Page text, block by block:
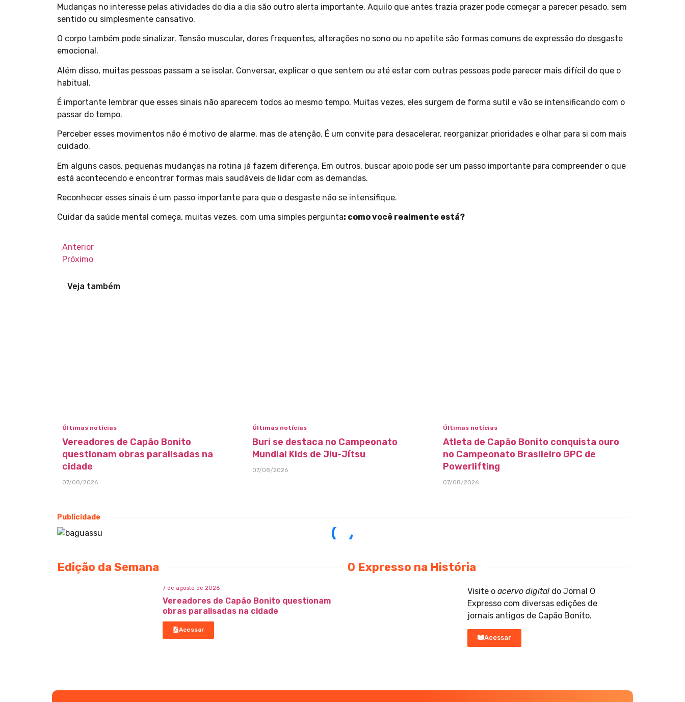
Mudanças no interesse pelas atividades do dia a dia são outro alerta importante. Aquilo que antes trazia prazer pode começar a parecer pesado, sem
sentido ou simplesmente cansativo.
O corpo também pode sinalizar. Tensão muscular, dores frequentes, alterações no sono ou no apetite são formas comuns de expressão do desgaste
emocional.
Além disso, muitas pessoas passam a se isolar. Conversar, explicar o que sentem ou até estar com outras pessoas pode parecer mais difícil do que o
habitual.
É importante lembrar que esses sinais não aparecem todos ao mesmo tempo. Muitas vezes, eles surgem de forma sutil e vão se intensificando com o
passar do tempo.
Perceber esses movimentos não é motivo de alarme, mas de atenção. É um convite para desacelerar, reorganizar prioridades e olhar para si com mais
cuidado.
Em alguns casos, pequenas mudanças na rotina já fazem diferença. Em outros, buscar apoio pode ser um passo importante para compreender o que
está acontecendo e encontrar formas mais saudáveis de lidar com as demandas.
Reconhecer esses sinais é um passo importante para que o desgaste não se intensifique.
Cuidar da saúde mental começa, muitas vezes, com uma simples pergunta: como você realmente está?
Anterior
Próximo
Veja também
Últimas notícias
Vereadores de Capão Bonito
questionam obras paralisadas na
cidade
07/08/2026
Últimas notícias
Buri se destaca no Campeonato
Mundial Kids de Jiu-Jítsu
07/08/2026
Últimas notícias
Atleta de Capão Bonito conquista ouro
no Campeonato Brasileiro GPC de
Powerlifting
07/08/2026
Publicidade
Edição da Semana
7 de agosto de 2026
Vereadores de Capão Bonito questionam
obras paralisadas na cidade
Acessar
O Expresso na História
Visite o acervo digital do Jornal O
Expresso com diversas edições de
jornais antigos de Capão Bonito.
Acessar